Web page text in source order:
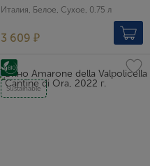
Италия, Белое, Сухое, 0.75 л
3 609 ₽
Sustainable